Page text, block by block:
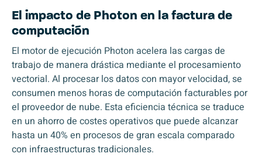
El impacto de Photon en la factura de
computación
El motor de ejecución Photon acelera las cargas de
trabajo de manera drástica mediante el procesamiento
vectorial. Al procesar los datos con mayor velocidad, se
consumen menos horas de computación facturables por
el proveedor de nube. Esta eficiencia técnica se traduce
en un ahorro de costes operativos que puede alcanzar
hasta un 40% en procesos de gran escala comparado
con infraestructuras tradicionales.